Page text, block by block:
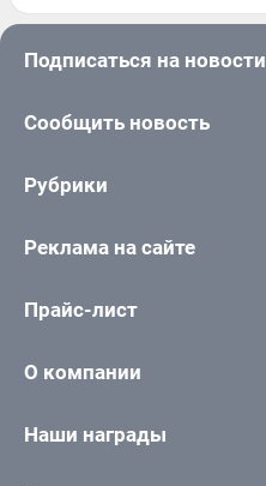
Подписаться на новости
Сообщить новость
Рубрики
Реклама на сайте
Прайс-лист
О компании
Наши награды